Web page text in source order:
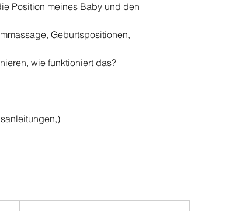
Position meines Baby und den
Geburtspositionen,
wie funktioniert das?